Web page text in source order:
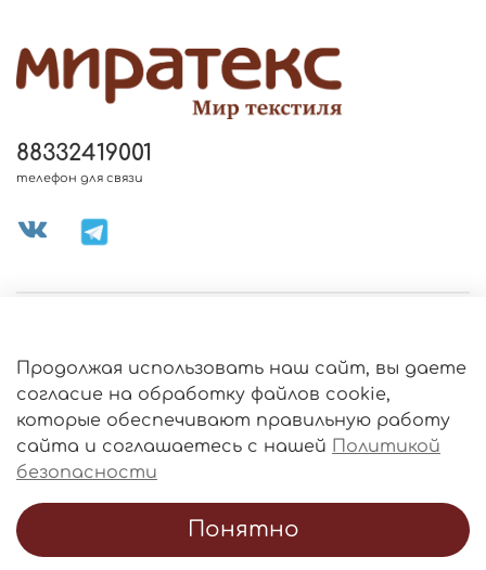
ИНФОРМАЦИЯ
О МАГАЗИНЕ
88332419001
телефон для связи
Продолжая использовать наш сайт, вы даете
согласие на обработку файлов cookie,
которые обеспечивают правильную работу
сайта и соглашаетесь с нашей Политикой
безопасности
Понятно
Политика
обработки